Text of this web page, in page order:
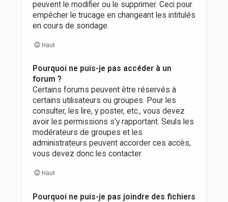
peuvent le modifier ou le supprimer. Ceci pour
empêcher le trucage en changeant les intitulés
en cours de sondage.
Haut
Pourquoi ne puis-je pas accéder à un
forum ?
Certains forums peuvent être réservés à
certains utilisateurs ou groupes. Pour les
consulter, les lire, y poster, etc., vous devez
avoir les permissions s’y rapportant. Seuls les
modérateurs de groupes et les
administrateurs peuvent accorder ces accès,
vous devez donc les contacter.
Haut
Pourquoi ne puis-je pas joindre des fichiers